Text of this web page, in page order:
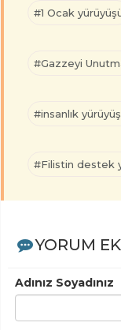
#1 Ocak
#Gazzeyi
#insanlık
#Filistin destek
YORUM
Adınız Soyadınız